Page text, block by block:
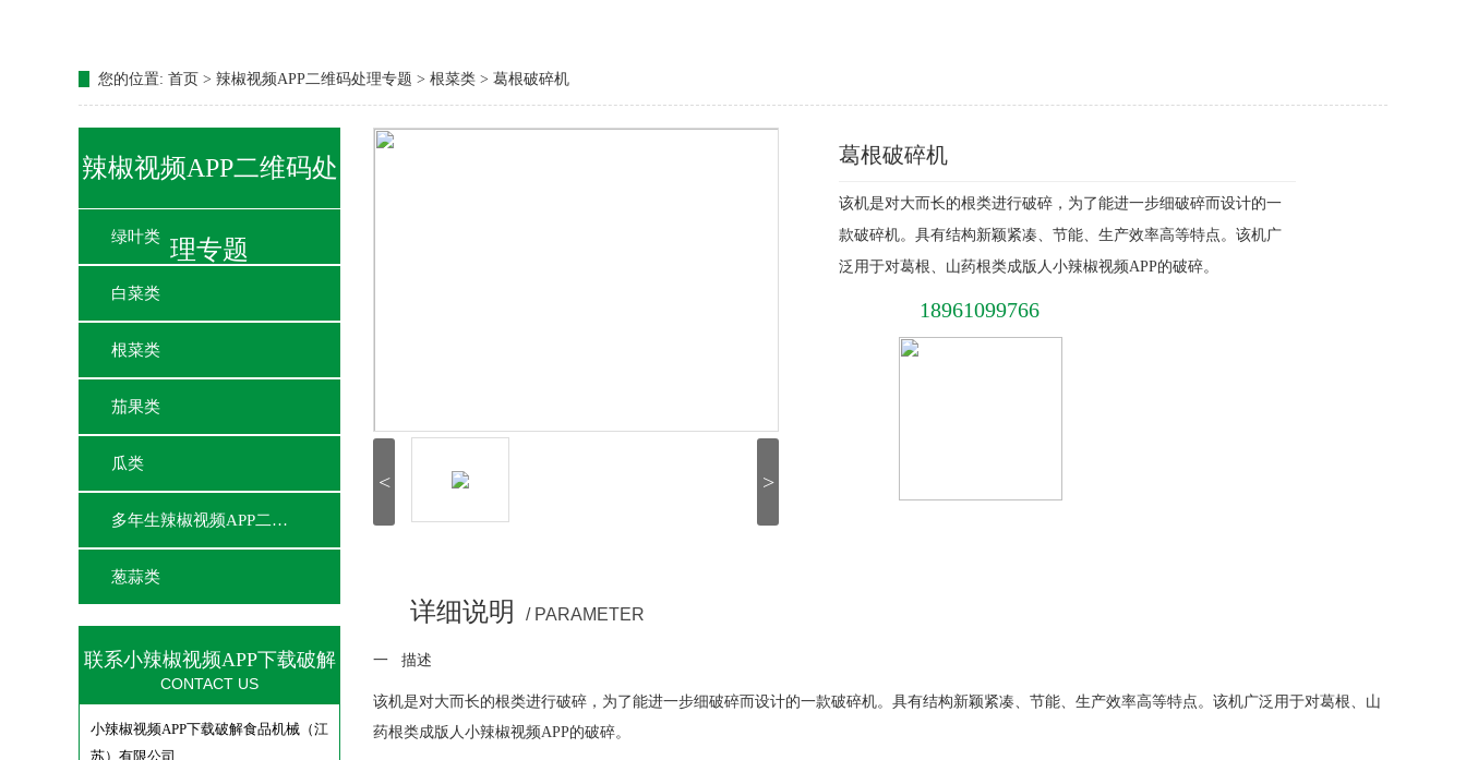
您的位置: 首页 > 辣椒视频APP二维码处理专题 > 根菜类 > 葛根破碎机
辣椒视频APP二维码处
理专题
绿叶类
白菜类
根菜类
茄果类
瓜类
多年生辣椒视频APP二维码
葱蒜类
联系小辣椒视频APP下载破解
CONTACT US
小辣椒视频APP下载破解食品机械（江
苏）有限公司
< >
葛根破碎机
该机是对大而长的根类进行破碎，为了能进一步细破碎而设计的一
款破碎机。具有结构新颖紧凑、节能、生产效率高等特点。该机广
泛用于对葛根、山药根类成版人小辣椒视频APP的破碎。
18961099766
详细说明 / PARAMETER
一 描述
该机是对大而长的根类进行破碎，为了能进一步细破碎而设计的一款破碎机。具有结构新颖紧凑、节能、生产效率高等特点。该机广泛用于对葛根、山
药根类成版人小辣椒视频APP的破碎。